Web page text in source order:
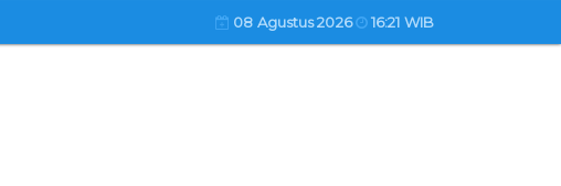
08 Agustus 2026 16:21 WIB